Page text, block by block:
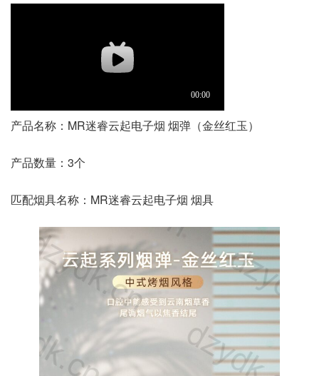
产品名称：MR迷睿云起电子烟 烟弹（金丝红玉）
产品数量：3个
匹配烟具名称：MR迷睿云起电子烟 烟具